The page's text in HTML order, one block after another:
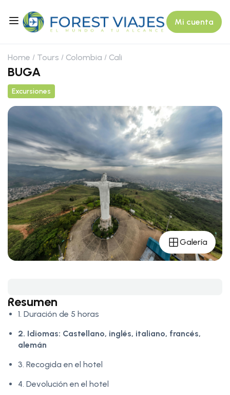
Mi cuenta
Home Tours Colombia Cali
BUGA
Excursiones
Galería
Resumen
1. Duración de 5 horas
2. Idiomas: Castellano, inglés, italiano, francés,
alemán
3. Recogida en el hotel
4. Devolución en el hotel